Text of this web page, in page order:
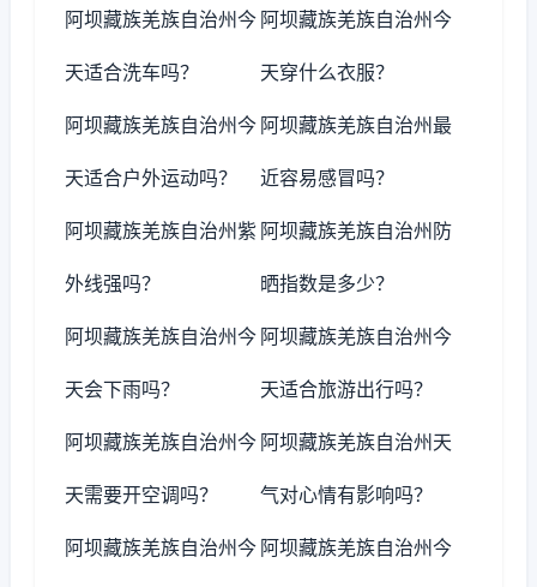
阿坝藏族羌族自治州今
天适合洗车吗？
阿坝藏族羌族自治州今
天穿什么衣服？
阿坝藏族羌族自治州今
天适合户外运动吗？
阿坝藏族羌族自治州最
近容易感冒吗？
阿坝藏族羌族自治州紫
外线强吗？
阿坝藏族羌族自治州防
晒指数是多少？
阿坝藏族羌族自治州今
天会下雨吗？
阿坝藏族羌族自治州今
天适合旅游出行吗？
阿坝藏族羌族自治州今
天需要开空调吗？
阿坝藏族羌族自治州天
气对心情有影响吗？
阿坝藏族羌族自治州今 阿坝藏族羌族自治州今